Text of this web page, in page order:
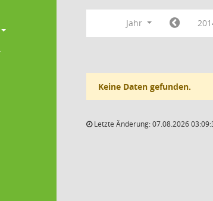
Jahr
Keine Daten gefunden.
Letzte Änderung: 07.08.2026